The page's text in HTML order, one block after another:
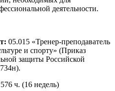
деятельности.
05.015 «Тренер-преподаватель
и спорту» (Приказ
защиты Российской
ч. (16 недель)